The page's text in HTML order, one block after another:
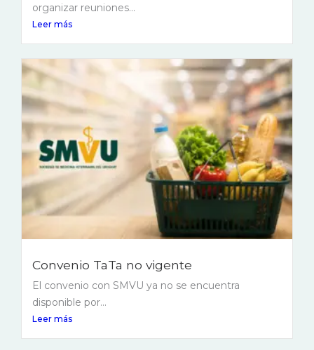
organizar reuniones...
Leer más
Convenio TaTa no vigente
El convenio con SMVU ya no se encuentra
disponible por...
Leer más